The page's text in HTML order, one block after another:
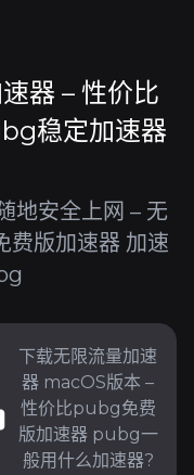
器 – 性价比
稳定加速器
地安全上网 – 无
费版加速器 加速
下载无限流量加速
器 macOS版本 –
性价比pubg免费
版加速器 pubg一
般用什么加速器?